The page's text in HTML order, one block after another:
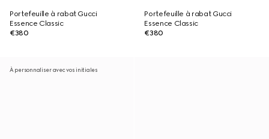
Portefeuille à rabat Gucci
Essence Classic
€380
Portefeuille à rabat Gucci
Essence Classic
€380
À personnaliser avec vos initiales